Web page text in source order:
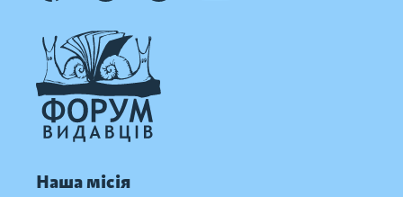
Наша місія